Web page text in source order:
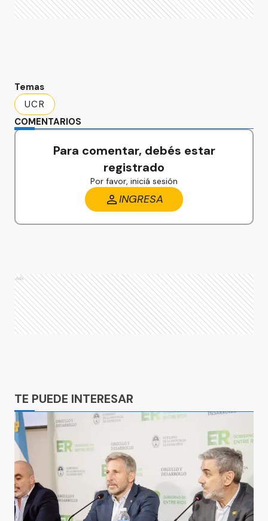
Temas
UCR
COMENTARIOS
Para comentar, debés estar
registrado
Por favor, iniciá sesión
INGRESA
Ads
TE PUEDE INTERESAR